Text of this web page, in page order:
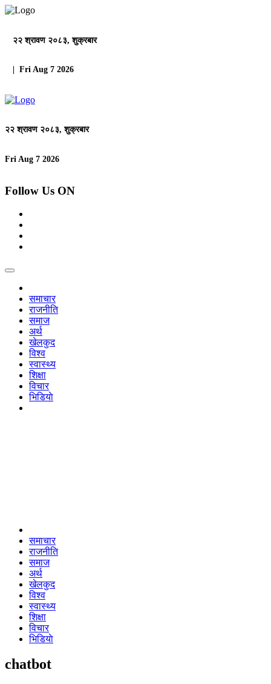
२२ श्रावण २०८३, शुक्रबार
| Fri Aug 7 2026
२२ श्रावण २०८३, शुक्रबार
Fri Aug 7 2026
Follow Us ON
समाचार
राजनीति
समाज
अर्थ
खेलकुद
विश्व
स्वास्थ्य
शिक्षा
विचार
भिडियाे
समाचार
राजनीति
समाज
अर्थ
खेलकुद
विश्व
स्वास्थ्य
शिक्षा
विचार
भिडियाे
chatbot